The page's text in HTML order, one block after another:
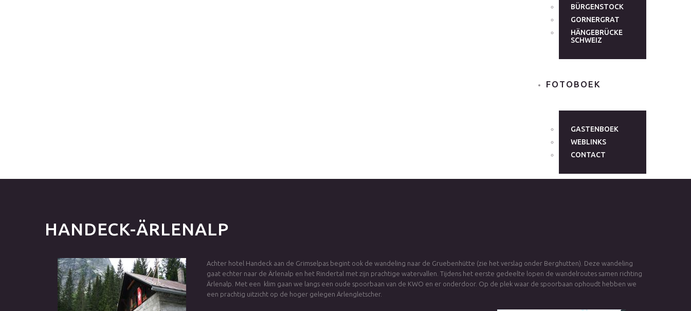
BÜRGENSTOCK
GORNERGRAT
HÄNGEBRÜCKE
SCHWEIZ
FOTOBOEK
GASTENBOEK
WEBLINKS
CONTACT
HANDECK-ÄRLENALP
Achter hotel Handeck aan de Grimselpas begint ook de wandeling naar de Gruebenhütte (zie het verslag onder Berghutten). Deze wandeling
gaat echter naar de Ärlenalp en het Rindertal met zijn prachtige watervallen. Tijdens het eerste gedeelte lopen de wandelroutes samen richting
Ärlenalp. Met een klim gaan we langs een oude spoorbaan van de KWO en er onderdoor. Op de plek waar de spoorbaan ophoudt hebben we
een prachtig uitzicht op de hoger gelegen Ärlengletscher.